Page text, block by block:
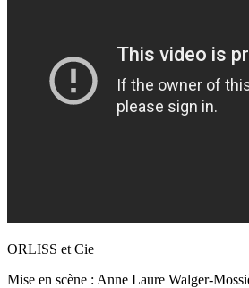
ORLISS et Cie
Mise en scène : Anne Laure Walger-